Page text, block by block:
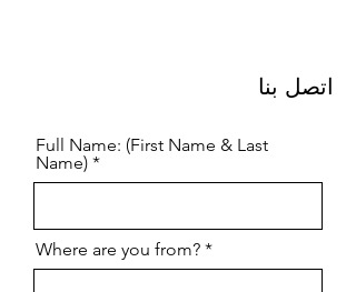
اتصل بنا
Full Name: (First Name & Last
Name)
Where are you from?